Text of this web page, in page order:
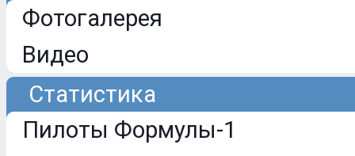
Фотогалерея
Видео
Статистика
Пилоты Формулы-1